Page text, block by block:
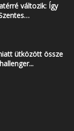
változik: Így
ütközött össze